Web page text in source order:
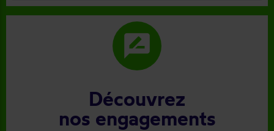
rate_review
Découvrez
nos engagements